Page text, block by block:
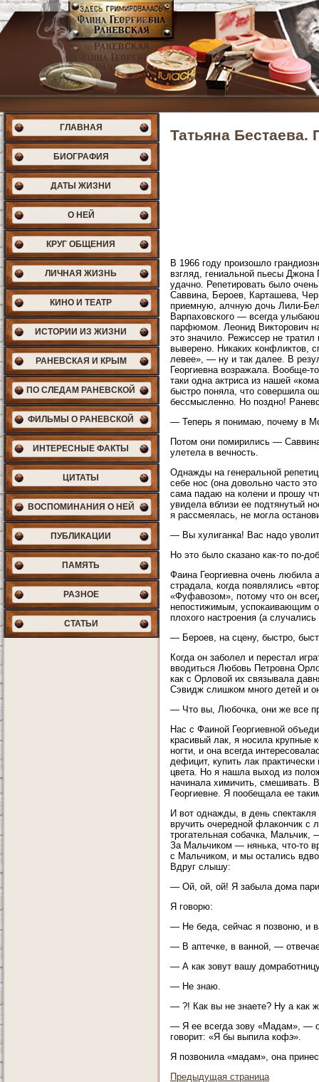
ГЛАВНАЯ
БИОГРАФИЯ
ДАТЫ ЖИЗНИ
О НЕЙ
КРУГ ОБЩЕНИЯ
ЛИЧНАЯ ЖИЗНЬ
КИНО И ТЕАТР
ИСТОРИИ ИЗ ЖИЗНИ
РАНЕВСКАЯ И КРЫМ
ПО СЛЕДАМ РАНЕВСКОЙ
ФИЛЬМЫ О РАНЕВСКОЙ
ИНТЕРЕСНЫЕ ФАКТЫ
ЦИТАТЫ
ВОСПОМИНАНИЯ О НЕЙ
ПУБЛИКАЦИИ
ПАМЯТЬ
РАЗНОЕ
СТАТЬИ
Татьяна
В 1966 году произошло
взгляд, гениальной пьесы Джона
удачно. Репетировать было
Саввина, Бероев, Карташева,
приемную, алчную дочь Лили-
Варпаховского — всегда
парфюмом. Леонид Викторович
это значило. Режиссер не
выверено. Никаких конфликтов,
левее», — ну и так далее. В
Георгиевна возражала. Вообще-
таки одна актриса из нашей
быстро поняла, что совершила
бессмысленно. Но поздно!
— Теперь я понимаю, почему в
Потом они помирились —
улетела в вечность.
Однажды на генеральной
себе нос (она довольно часто
сама падаю на колени и прошу
увидела вблизи ее подтянутый
я рассмеялась, не могла
— Вы хулиганка! Вас надо
Но это было сказано как-то по-
Фаина Георгиевна очень любила
страдала, когда появлялись
«Фуфавозом», потому что он
непостижимым, успокаивающим
плохого настроения (а
— Бероев, на сцену, быстро,
Когда он заболел и перестал
вводиться Любовь Петровна
как с Орловой их связывала
Сэвидж слишком много детей и
— Что вы, Любочка, они же все
Нас с Фаиной Георгиевной
красивый лак, я носила крупные
ногти, и она всегда
дефицит, купить лак
цвета. Но я нашла выход из
начинала химичить, смешивать.
Георгиевне. Я пообещала ее
И вот однажды, в день
вручить очередной флакончик с
трогательная собачка,
За Мальчиком — нянька, что-то
с Мальчиком, и мы остались
Вдруг слышу:
— Ой, ой, ой! Я забыла дома
Я говорю:
— Не беда, сейчас я позвоню, и
— В аптечке, в ванной, —
— А как зовут вашу
— Не знаю.
— ?! Как вы не знаете? Ну а как
— Я ее всегда зову «Мадам», —
говорит: «Я бы выпила кофэ».
Я позвонила «мадам», она
Предыдущая страница